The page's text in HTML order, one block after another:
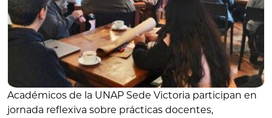
Académicos de la UNAP Sede Victoria participan en
jornada reflexiva sobre prácticas docentes,